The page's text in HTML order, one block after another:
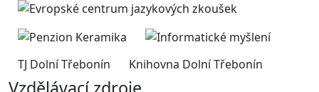
TJ Dolní Třebonín Knihovna Dolní Třebonín
Vzdělávací zdroje